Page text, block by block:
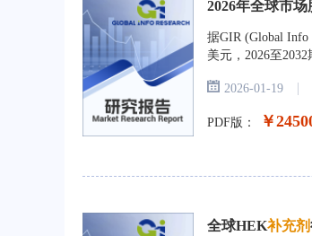
2026年全球市场
据GIR (Global Info
美元，2026至
2026-01-19 |
PDF版： ￥
全球HEK补充剂